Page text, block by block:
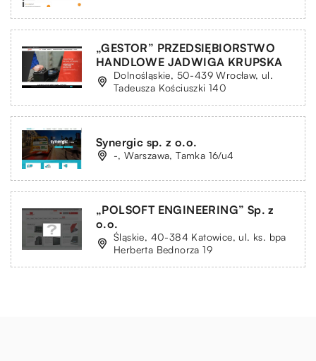
„GESTOR” PRZEDSIĘBIORSTWO
HANDLOWE JADWIGA KRUPSKA
Dolnośląskie, 50-439 Wrocław, ul.
Tadeusza Kościuszki 140
Synergic sp. z o.o.
-, Warszawa, Tamka 16/u4
„POLSOFT ENGINEERING” Sp. z
o.o.
Śląskie, 40-384 Katowice, ul. ks. bpa
Herberta Bednorza 19